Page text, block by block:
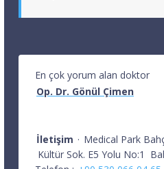
En çok yorum alan doktor
Op. Dr. Gönül Çimen
İletişim · Medical Park
Kültür Sok. E5 Yolu No:1